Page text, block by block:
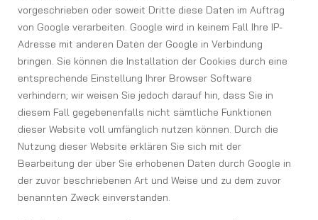
vorgeschrieben oder soweit Dritte diese Daten im Auftrag
von Google verarbeiten. Google wird in keinem Fall Ihre IP-
Adresse mit anderen Daten der Google in Verbindung
bringen. Sie können die Installation der Cookies durch eine
entsprechende Einstellung Ihrer Browser Software
verhindern; wir weisen Sie jedoch darauf hin, dass Sie in
diesem Fall gegebenenfalls nicht sämtliche Funktionen
dieser Website voll umfänglich nutzen können. Durch die
Nutzung dieser Website erklären Sie sich mit der
Bearbeitung der über Sie erhobenen Daten durch Google in
der zuvor beschriebenen Art und Weise und zu dem zuvor
benannten Zweck einverstanden.